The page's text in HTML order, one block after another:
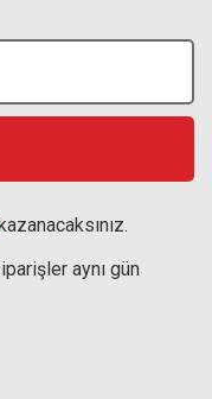
aynı gün